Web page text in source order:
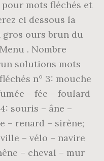
mots fléchés et
ci dessous la
ours brun du
. Nombre
solutions mots
n° 3: mouche
– fée – foulard
souris – âne –
– renard – sirène;
– vélo – navire
– cheval – mur